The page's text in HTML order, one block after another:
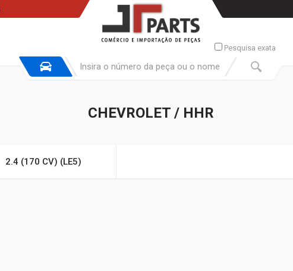
Pesquisa exata
CHEVROLET / HHR
2.4 (170 CV) (LE5)